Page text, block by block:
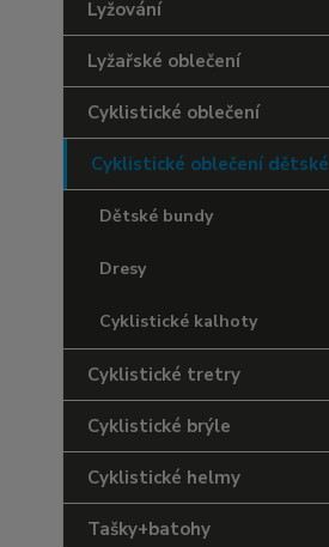
Lyžování
Lyžařské oblečení
Cyklistické oblečení
Cyklistické oblečení dětské
Dětské bundy
Dresy
Cyklistické kalhoty
Cyklistické tretry
Cyklistické brýle
Cyklistické helmy
Tašky+batohy